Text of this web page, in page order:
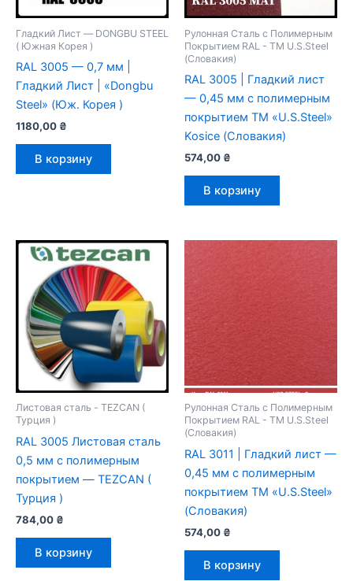
Гладкий Лист — DONGBU STEEL
( Южная Корея )
RAL 3005 — 0,7 мм |
Гладкий Лист | «Dongbu
Steel» (Юж. Корея )
1180,00 ₴
В корзину
Рулонная Сталь с Полимерным
Покрытием RAL - TM U.S.Steel
(Словакия)
RAL 3005 | Гладкий лист
— 0,45 мм с полимерным
покрытием TM «U.S.Steel»
Kosice (Словакия)
574,00 ₴
В корзину
Листовая сталь - TEZCAN (
Турция )
RAL 3005 Листовая сталь
0,5 мм с полимерным
покрытием — TEZCAN (
Турция )
784,00 ₴
В корзину
Рулонная Сталь с Полимерным
Покрытием RAL - TM U.S.Steel
(Словакия)
RAL 3011 | Гладкий лист —
0,45 мм с полимерным
покрытием TM «U.S.Steel»
(Словакия)
574,00 ₴
В корзину